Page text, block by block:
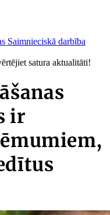
Saimnieciskā darbība
satura aktualitāti!
ir